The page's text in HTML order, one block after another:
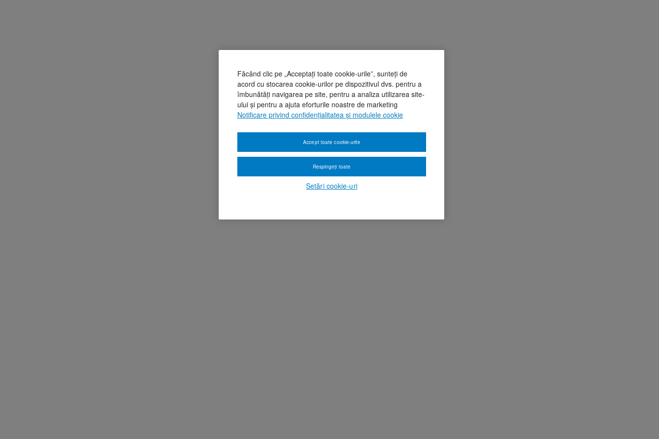
Făcând clic pe „Acceptați toate cookie-urile”, sunteți de
acord cu stocarea cookie-urilor pe dispozitivul dvs. pentru a
îmbunătăți navigarea pe site, pentru a analiza utilizarea site-
ului și pentru a ajuta eforturile noastre de marketing
Notificare privind confidențialitatea și modulele cookie
Setări cookie-uri
Respingeți toate
Accept toate cookie-urile